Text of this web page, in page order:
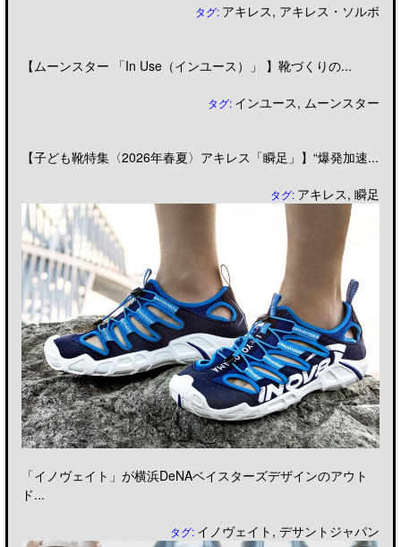
タグ: アキレス, アキレス・ソルボ
【ムーンスター 「In Use（インユース）」 】靴づくりの...
タグ: インユース, ムーンスター
【子ども靴特集〈2026年春夏〉アキレス「瞬足」】“爆発加速...
タグ: アキレス,瞬足
「イノヴェイト」が横浜DeNAベイスターズデザインのアウト
ド...
タグ: イノヴェイト ,デサントジャパン